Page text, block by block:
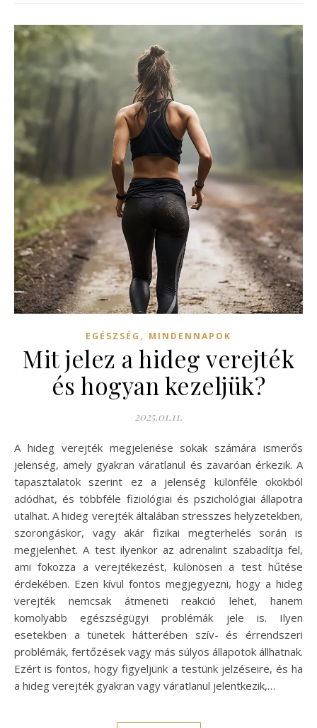
EGÉSZSÉG , MINDENNAPOK
Mit jelez a hideg verejték
és hogyan kezeljük?
2025.01.11.
A hideg verejték megjelenése sokak számára ismerős
jelenség, amely gyakran váratlanul és zavaróan érkezik. A
tapasztalatok szerint ez a jelenség különféle okokból
adódhat, és többféle fiziológiai és pszichológiai állapotra
utalhat. A hideg verejték általában stresszes helyzetekben,
szorongáskor, vagy akár fizikai megterhelés során is
megjelenhet. A test ilyenkor az adrenalint szabadítja fel,
ami fokozza a verejtékezést, különösen a test hűtése
érdekében. Ezen kívül fontos megjegyezni, hogy a hideg
verejték nemcsak átmeneti reakció lehet, hanem
komolyabb egészségügyi problémák jele is. Ilyen
esetekben a tünetek hátterében szív- és érrendszeri
problémák, fertőzések vagy más súlyos állapotok állhatnak.
Ezért is fontos, hogy figyeljünk a testünk jelzéseire, és ha
a hideg verejték gyakran vagy váratlanul jelentkezik,…